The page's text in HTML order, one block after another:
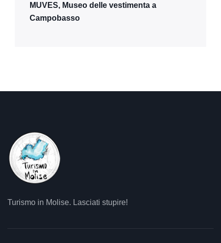
MUVES, Museo delle vestimenta a
Campobasso
Turismo in Molise. Lasciati stupire!